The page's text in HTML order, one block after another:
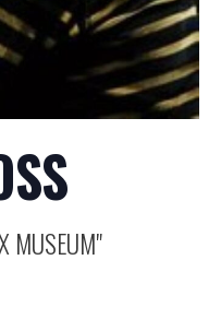
MUSEUM"